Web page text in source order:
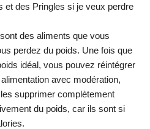
et des Pringles si je veux perdre
des aliments que vous
perdez du poids. Une fois que
idéal, vous pouvez réintégrer
avec modération,
supprimer complètement
du poids, car ils sont si